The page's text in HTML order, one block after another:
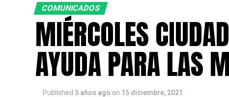
COMUNICADOS
MIÉRCOLES
AYUDA PARA LAS
Published 5 años ago on 15 diciembre, 2021